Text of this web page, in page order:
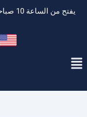
يفتح من الساعة 10 صباحاً لغاية الساعة 3 صباحاً بعد منتصف الليل
القائمة